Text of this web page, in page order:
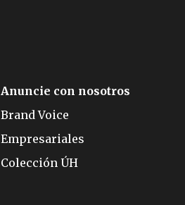
Anuncie con nosotros
Brand Voice
Empresariales
Colección ÚH